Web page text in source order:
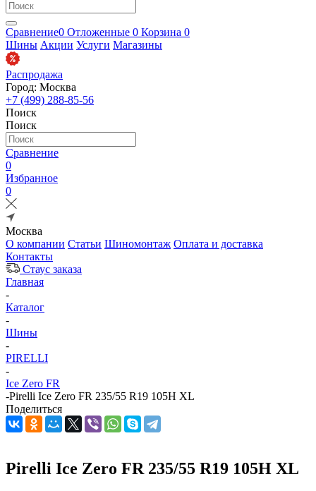
Сравнение0 Отложенные 0 Корзина 0
Шины Акции Услуги Магазины
Распродажа
Город: Москва
+7 (499) 288-85-56
Поиск
Поиск
Сравнение
0
Избранное
0
Москва
О компании Статьи Шиномонтаж Оплата и доставка
Контакты
Стаус заказа
Главная
-
Каталог
-
Шины
-
PIRELLI
-
Ice Zero FR
-Pirelli Ice Zero FR 235/55 R19 105H XL
Поделиться
Pirelli Ice Zero FR 235/55 R19 105H XL